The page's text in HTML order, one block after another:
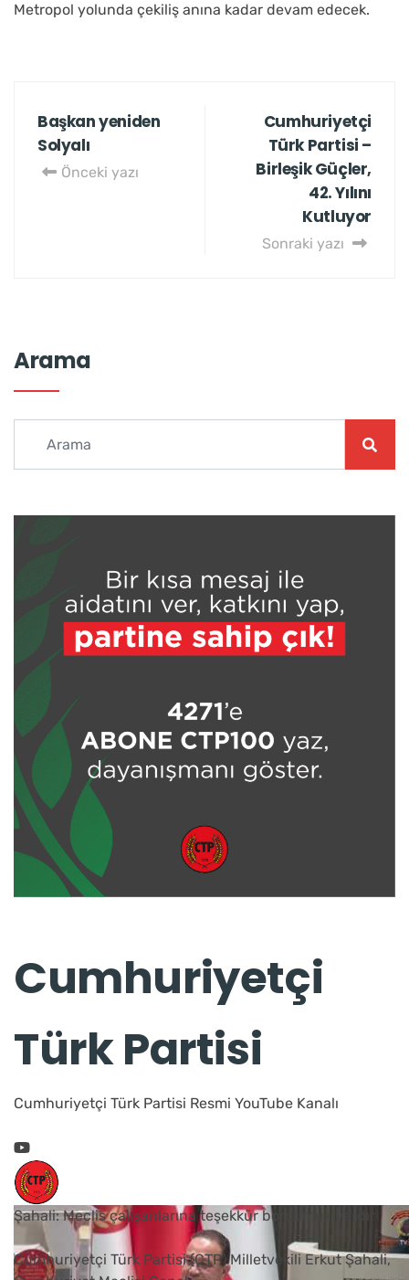
Metropol yolunda çekiliş anına kadar devam edecek.
Başkan yeniden
Solyalı
Önceki yazı
Cumhuriyetçi
Türk Partisi –
Birleşik Güçler,
42. Yılını
Kutluyor
Sonraki yazı
Arama
Cumhuriyetçi
Türk Partisi
Cumhuriyetçi Türk Partisi Resmi YouTube Kanalı
Şahali: Meclis çalışanlarına teşekkür borcumuz vardır
Cumhuriyetçi Türk Partisi (CTP) Milletvekili Erkut Şahali,